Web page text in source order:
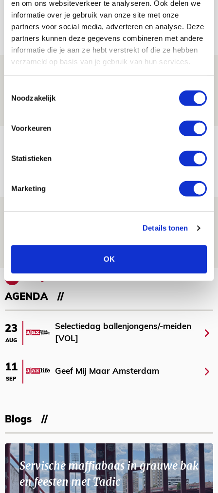
en om ons websiteverkeer te analyseren. Ook delen we
informatie over je gebruik van onze site met onze
partners voor social media, adverteren en analyse. Deze
partners kunnen deze gegevens combineren met andere
informatie die je aan ze hebt verstrekt of die ze hebben
verzameld op basis van je gebruik van hun services.
Noodzakelijk
Voorkeuren
Statistieken
Marketing
Details tonen
OK
Net binnen //
07 AUGUSTUS 2026 - 09:00
na rust: ‘De focus nam af’
Is dit de laatste wallpaper van Godts in
AGENDA
23
AUG
Selectiedag ballenjongens/-meiden
[VOL]
11
SEP
Geef Mij Maar Amsterdam
Blogs
Servische maffiabaas in grauwe bak
en feesten met Tadic